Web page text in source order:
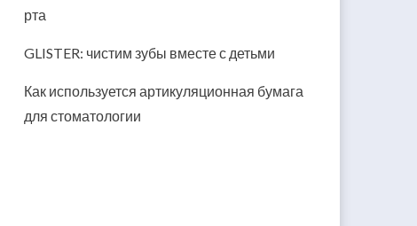
рта
GLISTER: чистим зубы вместе с детьми
Как используется артикуляционная бумага
для стоматологии